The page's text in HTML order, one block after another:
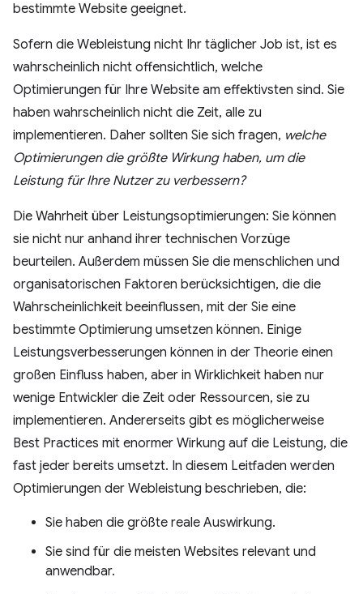
bestimmte Website geeignet.
Sofern die Webleistung nicht Ihr täglicher Job ist, ist es
wahrscheinlich nicht offensichtlich, welche
Optimierungen für Ihre Website am effektivsten sind. Sie
haben wahrscheinlich nicht die Zeit, alle zu
implementieren. Daher sollten Sie sich fragen, welche
Optimierungen die größte Wirkung haben, um die
Leistung für Ihre Nutzer zu verbessern?
Die Wahrheit über Leistungsoptimierungen: Sie können
sie nicht nur anhand ihrer technischen Vorzüge
beurteilen. Außerdem müssen Sie die menschlichen und
organisatorischen Faktoren berücksichtigen, die die
Wahrscheinlichkeit beeinflussen, mit der Sie eine
bestimmte Optimierung umsetzen können. Einige
Leistungsverbesserungen können in der Theorie einen
großen Einfluss haben, aber in Wirklichkeit haben nur
wenige Entwickler die Zeit oder Ressourcen, sie zu
implementieren. Andererseits gibt es möglicherweise
Best Practices mit enormer Wirkung auf die Leistung, die
fast jeder bereits umsetzt. In diesem Leitfaden werden
Optimierungen der Webleistung beschrieben, die:
Sie haben die größte reale Auswirkung.
Sie sind für die meisten Websites relevant und
anwendbar.